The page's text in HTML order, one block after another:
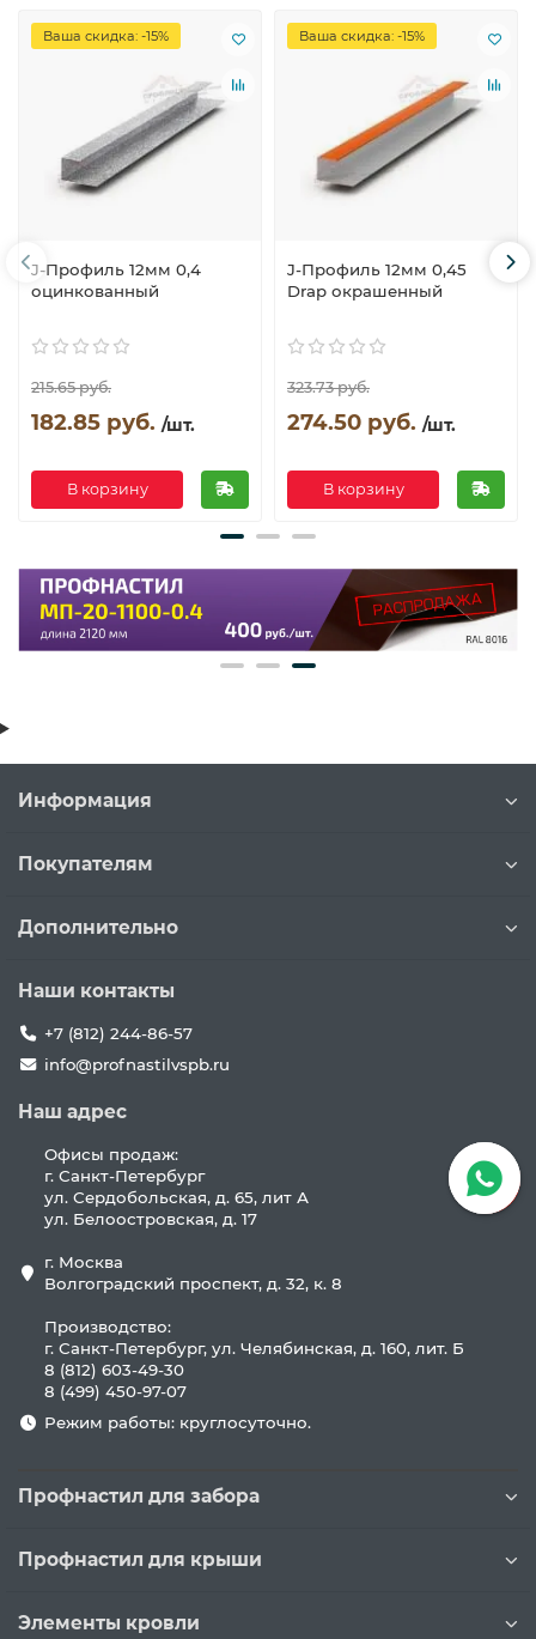
Ваша скидка: -15%
J-Профиль 12мм 0,4
оцинкованный
215.65 руб.
182.85 руб. /шт.
В корзину
Ваша скидка: -15%
J-Профиль 12мм 0,45
Drap окрашенный
323.73 руб.
274.50 руб. /шт.
В корзину
Информация
Покупателям
Дополнительно
Наши контакты
+7 (812) 244-86-57
info@profnastilvspb.ru
Наш адрес
Офисы продаж:
г. Санкт-Петербург
ул. Сердобольская, д. 65, лит А
ул. Белоостровская, д. 17
г. Москва
Волгоградский проспект, д. 32, к. 8
Производство:
г. Санкт-Петербург, ул. Челябинская, д. 160, лит. Б
8 (812) 603-49-30
8 (499) 450-97-07
Режим работы: круглосуточно.
Профнастил для забора
Профнастил для крыши
Элементы кровли